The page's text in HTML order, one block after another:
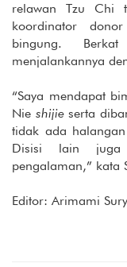
relawan Tzu Chi
koordinator
bingung.
menjalankannya
“Saya mendapat
Nie shijieserta
tidak ada
Disisi lain juga
pengalaman,” kata
Editor: Arimami